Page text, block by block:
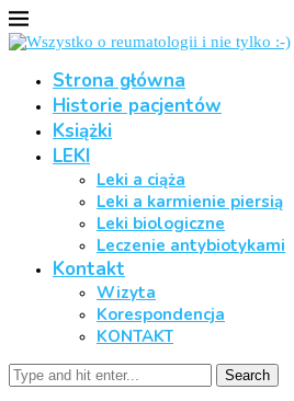
Strona główna
Historie pacjentów
Książki
LEKI
Leki a ciąża
Leki a karmienie piersią
Leki biologiczne
Leczenie antybiotykami
Kontakt
Wizyta
Korespondencja
KONTAKT
Search